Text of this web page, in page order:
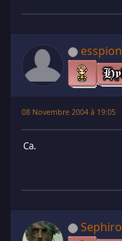
esspion
08 Novembre 2004 à 19:05
Ca.
Sephiro